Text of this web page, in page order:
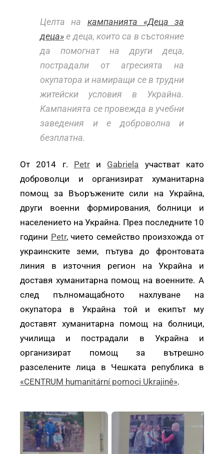
Целта на кампанията «Деца за
деца»е деца, които са в състояние
да помогнат на други деца,
пострадали от агресията на
окупатора и намиращи се в трудни
житейски условия в Украйна.
Кампанията се провежда в учебни
заведения и е доброволна и
безплатна.
От 2014 г. Petrи Gabriela участват като
доброволци и организират хуманитарна
помощ за Въоръжените сили на Украйна,
други военни формирования, болници и
населението на Украйна. През последните 10
години Petr, чието семейство произхожда от
украинските земи, пътува до фронтовата
линия в източния регион на Украйна и
доставя хуманитарна помощ на военните. А
след пълномащабното нахлуване на
окупатора в Украйна той и екипът му
доставят хуманитарна помощ на болници,
училища и пострадали в Украйна и
организират помощ за вътрешно
разселените лица в Чешката република в
«CENTRUM humanitární pomoci Ukrajině».